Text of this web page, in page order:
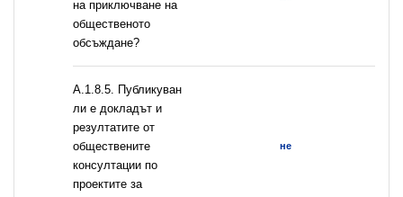
на приключване на
общественото
обсъждане?
А.1.8.5. Публикуван
ли е докладът и
резултатите от
обществените
консултации по
проектите за
не